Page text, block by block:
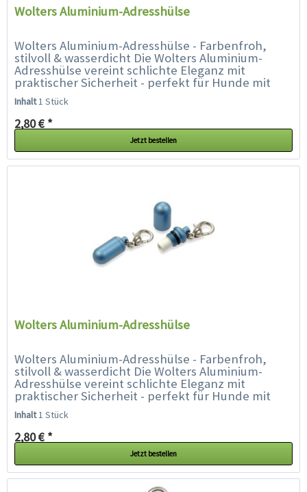
Wolters Aluminium-Adresshülse
Wolters Aluminium-Adresshülse - Farbenfroh,
stilvoll & wasserdicht Die Wolters Aluminium-
Adresshülse vereint schlichte Eleganz mit
praktischer Sicherheit - perfekt für Hunde mit
Stil. Ob Prinz oder Prinzessin,...
Inhalt1 Stück
2,80 € *
Jetzt bestellen
Wolters Aluminium-Adresshülse
Wolters Aluminium-Adresshülse - Farbenfroh,
stilvoll & wasserdicht Die Wolters Aluminium-
Adresshülse vereint schlichte Eleganz mit
praktischer Sicherheit - perfekt für Hunde mit
Stil. Ob Prinz oder Prinzessin,...
Inhalt1 Stück
2,80 € *
Jetzt bestellen